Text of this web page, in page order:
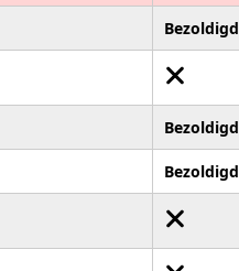
Bezoldigd
Bezoldigd
Bezoldigd